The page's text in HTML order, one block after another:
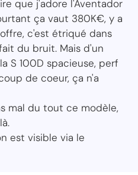
que j'adore l'Aventador
ça vaut 380K€, y a
c'est étriqué dans
du bruit. Mais d'un
S 100D spacieuse, perf
de coeur, ça n'a
mal du tout ce modèle,
est visible via le